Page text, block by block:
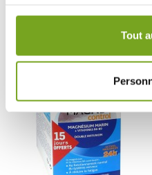
Votre choix de
Tout
ДОБАВИТЬ В КОРЗИНУ
-20